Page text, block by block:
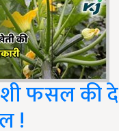
फसल की
!